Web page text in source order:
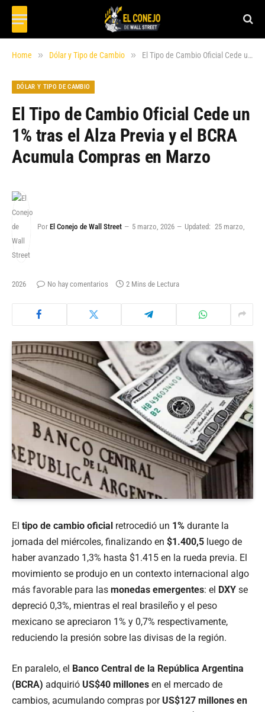
Home » Dólar y Tipo de Cambio » El Tipo de Cambio Oficial Cede un 1% tras el Alza Previa y el BCRA Acumula Compras en Marzo
DÓLAR Y TIPO DE CAMBIO
El Tipo de Cambio Oficial Cede un
1% tras el Alza Previa y el BCRA
Acumula Compras en Marzo
Por El Conejo de Wall Street 5 marzo, 2026 Updated: 25 marzo,
2026 No hay comentarios 2 Mins de Lectura
El tipo de cambio oficial retrocedió un 1% durante la
jornada del miércoles, finalizando en $1.400,5 luego de
haber avanzado 1,3% hasta $1.415 en la rueda previa. El
movimiento se produjo en un contexto internacional algo
más favorable para las monedas emergentes: el DXY se
depreció 0,3%, mientras el real brasileño y el peso
mexicano se apreciaron 1% y 0,7% respectivamente,
reduciendo la presión sobre las divisas de la región.
En paralelo, el Banco Central de la República Argentina
(BCRA) adquirió US$40 millones en el mercado de
cambios, acumulando compras por US$127 millones en